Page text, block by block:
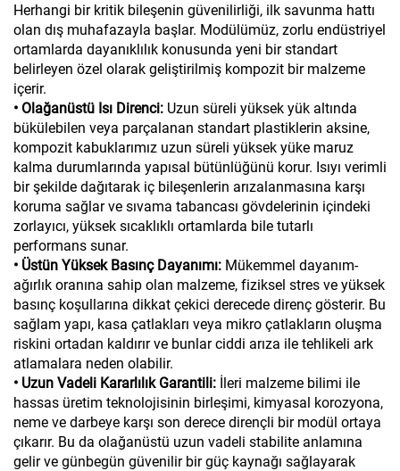
Herhangi bir kritik bileşenin güvenilirliği, ilk savunma hattı
olan dış muhafazayla başlar. Modülümüz, zorlu endüstriyel
ortamlarda dayanıklılık konusunda yeni bir standart
belirleyen özel olarak geliştirilmiş kompozit bir malzeme
içerir.
• Olağanüstü Isı Direnci: Uzun süreli yüksek yük altında
bükülebilen veya parçalanan standart plastiklerin aksine,
kompozit kabuklarımız uzun süreli yüksek yüke maruz
kalma durumlarında yapısal bütünlüğünü korur. Isıyı verimli
bir şekilde dağıtarak iç bileşenlerin arızalanmasına karşı
koruma sağlar ve sıvama tabancası gövdelerinin içindeki
zorlayıcı, yüksek sıcaklıklı ortamlarda bile tutarlı
performans sunar.
• Üstün Yüksek Basınç Dayanımı: Mükemmel dayanım-
ağırlık oranına sahip olan malzeme, fiziksel stres ve yüksek
basınç koşullarına dikkat çekici derecede direnç gösterir. Bu
sağlam yapı, kasa çatlakları veya mikro çatlakların oluşma
riskini ortadan kaldırır ve bunlar ciddi arıza ile tehlikeli ark
atlamalara neden olabilir.
• Uzun Vadeli Kararlılık Garantili: İleri malzeme bilimi ile
hassas üretim teknolojisinin birleşimi, kimyasal korozyona,
neme ve darbeye karşı son derece dirençli bir modül ortaya
çıkarır. Bu da olağanüstü uzun vadeli stabilite anlamına
gelir ve günbegün güvenilir bir güç kaynağı sağlayarak